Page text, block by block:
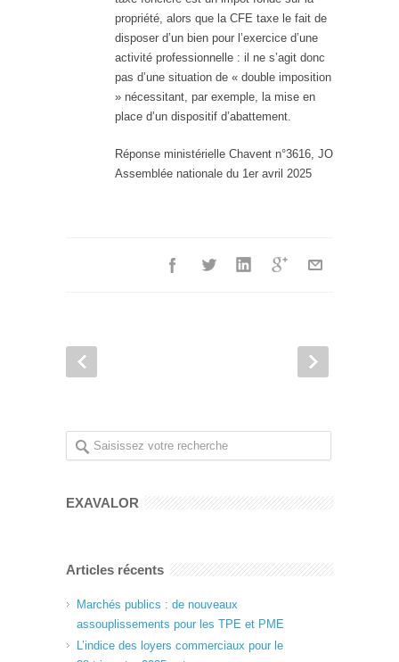
propriété, alors que la CFE taxe le fait de
disposer d’un bien pour l’exercice d’une
activité professionnelle : il ne s’agit donc
pas d’une situation de « double imposition
» nécessitant, par exemple, la mise en
place d’un dispositif d’abattement.
Réponse ministérielle Chavent n°3616, JO
Assemblée nationale du 1er avril 2025
EXAVALOR
Articles récents
Marchés publics : de nouveaux
assouplissements pour les TPE et PME
L’indice des loyers commerciaux pour le